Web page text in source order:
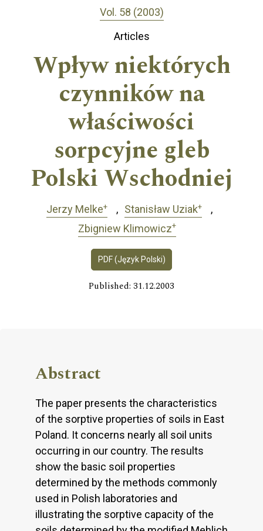
Vol. 58 (2003)
Articles
Wpływ niektórych
czynników na
właściwości
sorpcyjne gleb
Polski Wschodniej
Jerzy Melke+ Stanisław Uziak+
Zbigniew Klimowicz+
PDF (Język Polski)
Published: 31.12.2003
Abstract
The paper presents the characteristics
of the sorptive properties of soils in East
Poland. It concerns nearly all soil units
occurring in our country. The results
show the basic soil properties
determined by the methods commonly
used in Polish laboratories and
illustrating the sorptive capacity of the